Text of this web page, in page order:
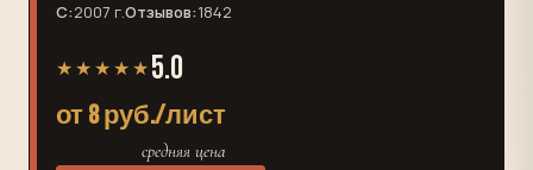
С:2007 г.Отзывов:1842
★★★★★ 5.0
от 8 руб./лист
средняя цена